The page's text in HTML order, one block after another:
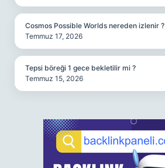
Cosmos Possible Worlds nereden izlenir ?
Temmuz 17, 2026
Tepsi böreği 1 gece bekletilir mi ?
Temmuz 15, 2026